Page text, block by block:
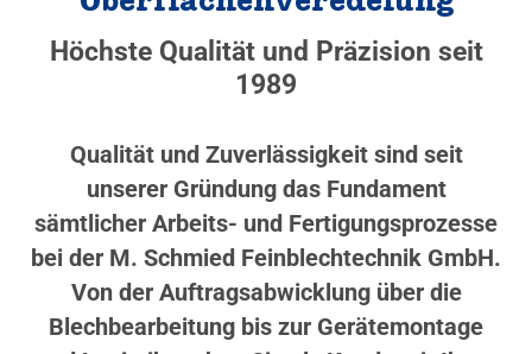
Höchste Qualität und Präzision seit
1989
Qualität und Zuverlässigkeit sind seit
unserer Gründung das Fundament
sämtlicher Arbeits- und Fertigungsprozesse
bei der M. Schmied Feinblechtechnik GmbH.
Von der Auftragsabwicklung über die
Blechbearbeitung bis zur Gerätemontage